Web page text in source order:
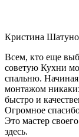
Кристина
Всем, кто еще
советую Кухни
спальню. Начиная
монтажом
быстро и
Огромное
Это мастер
здесь.